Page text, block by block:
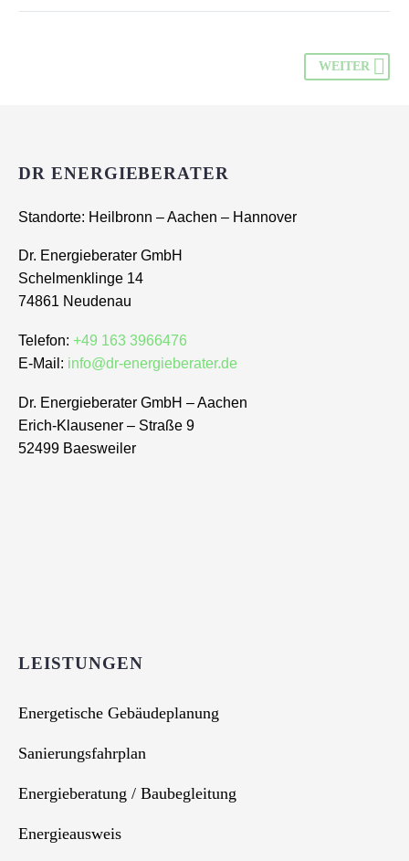
WEITER
DR ENERGIEBERATER
Standorte: Heilbronn – Aachen – Hannover
Dr. Energieberater GmbH
Schelmenklinge 14
74861 Neudenau
Telefon: +49 163 3966476
E-Mail: info@dr-energieberater.de
Dr. Energieberater GmbH – Aachen
Erich-Klausener – Straße 9
52499 Baesweiler
LEISTUNGEN
Energetische Gebäudeplanung
Sanierungsfahrplan
Energieberatung / Baubegleitung
Energieausweis